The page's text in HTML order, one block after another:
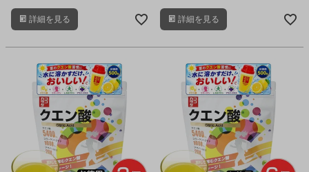
アチン、コラーゲン、グルコサミ
ン、アミノ酸、ビタミンなどをバラ
す。
詳細を見る
アチン、コラーゲン、グルコサミ
ン、アミノ酸、ビタミンなどをバラ
す。
詳細を見る